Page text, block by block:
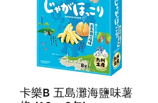
卡樂B 五島灘海鹽味薯